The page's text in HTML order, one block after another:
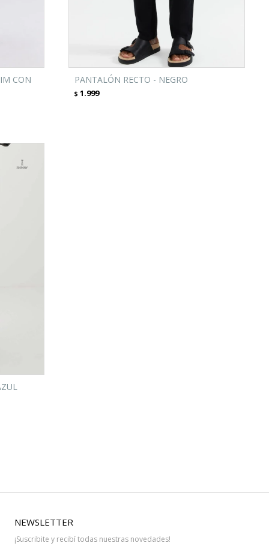
CON PANTALÓN RECTO - NEGRO
$ 1.999
NEWSLETTER
¡Suscribite y recibí todas nuestras novedades!